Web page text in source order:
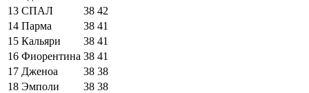
13 СПАЛ 38 42
14 Парма 38 41
15 Кальяри 38 41
16 Фиорентина 38 41
17 Дженоа 38 38
18 Эмполи 38 38